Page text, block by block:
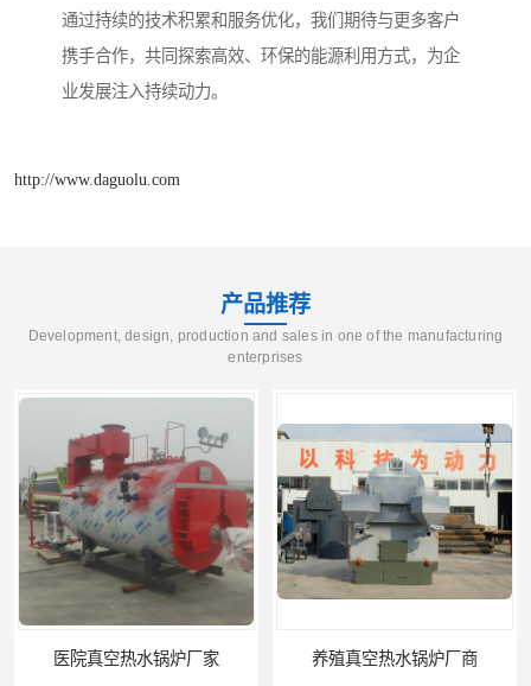
通过持续的技术积累和服务优化，我们期待与更多客户
携手合作，共同探索高效、环保的能源利用方式，为企
业发展注入持续动力。
http://www.daguolu.com
产品推荐
Development, design, production and sales in one of the manufacturing
enterprises
医院真空热水锅炉厂家 养殖真空热水锅炉厂商